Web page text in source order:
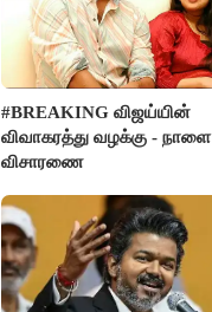
#BREAKING விஜய்யின்
விவாகரத்து வழக்கு - நாளை
விசாரணை